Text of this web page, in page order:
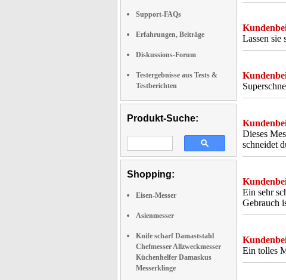
Support-FAQs
Erfahrungen, Beiträge
Diskussions-Forum
Testergebnisse aus Tests &
Testberichten
Produkt-Suche:
Shopping:
Eisen-Messer
Asienmesser
Knife scharf Damaststahl
Chefmesser Allzweckmesser
Küchenhelfer Damaskus
Messerklinge
Lassen sie
Dieses
schneidet
Ein sehr
Gebrauch
Ein tolles